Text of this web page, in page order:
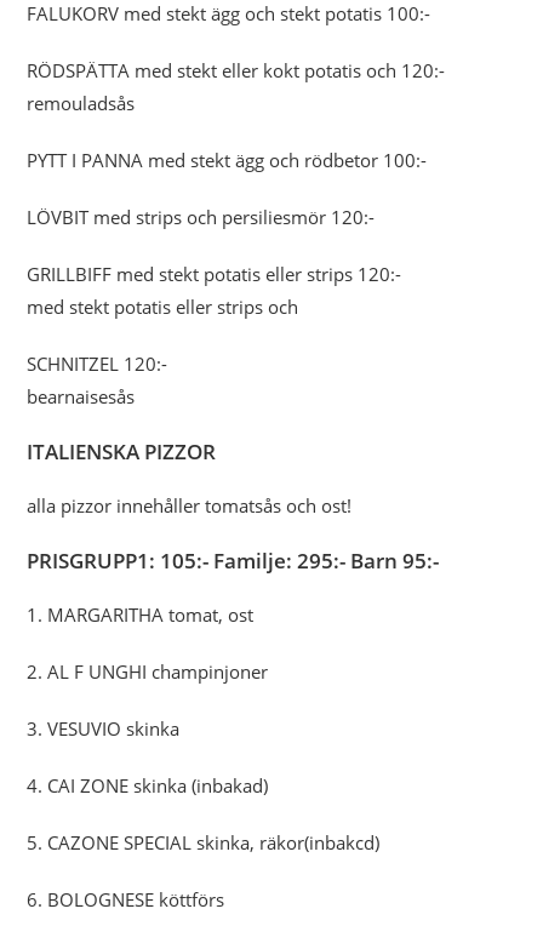
FALUKORV med stekt ägg och stekt potatis 100:-
RÖDSPÄTTA med stekt eller kokt potatis och 120:-
remouladsås
PYTT I PANNA med stekt ägg och rödbetor 100:-
LÖVBIT med strips och persiliesmör 120:-
GRILLBIFF med stekt potatis eller strips 120:-
med stekt potatis eller strips och
SCHNITZEL 120:-
bearnaisesås
ITALIENSKA PIZZOR
alla pizzor innehåller tomatsås och ost!
PRISGRUPP1: 105:- Familje: 295:- Barn 95:-
1. MARGARITHA tomat, ost
2. AL F UNGHI champinjoner
3. VESUVIO skinka
4. CAI ZONE skinka (inbakad)
5. CAZONE SPECIAL skinka, räkor(inbakcd)
6. BOLOGNESE köttförs